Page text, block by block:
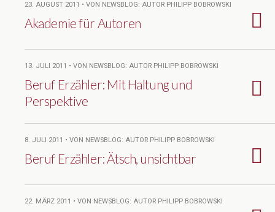
23. AUGUST 2011 • VON NEWSBLOG: AUTOR PHILIPP BOBROWSKI
Akademie für Autoren
13. JULI 2011 • VON NEWSBLOG: AUTOR PHILIPP BOBROWSKI
Beruf Erzähler: Mit Haltung und
Perspektive
8. JULI 2011 • VON NEWSBLOG: AUTOR PHILIPP BOBROWSKI
Beruf Erzähler: Ätsch, unsichtbar
22. MÄRZ 2011 • VON NEWSBLOG: AUTOR PHILIPP BOBROWSKI